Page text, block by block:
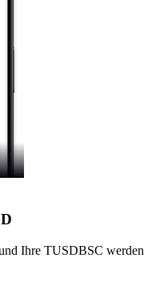
Ihre TUSDBSC werden